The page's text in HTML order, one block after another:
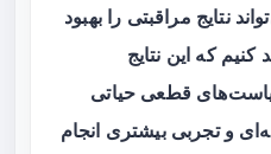
نتایج مراقبتی را بهبود
که این نتایج
قطعی حیاتی
و تجربی بیشتری انجام